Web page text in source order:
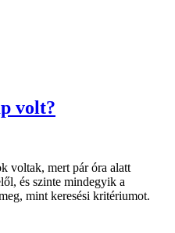
volt?
voltak, mert pár óra alatt
és szinte mindegyik a
mint keresési kritériumot.